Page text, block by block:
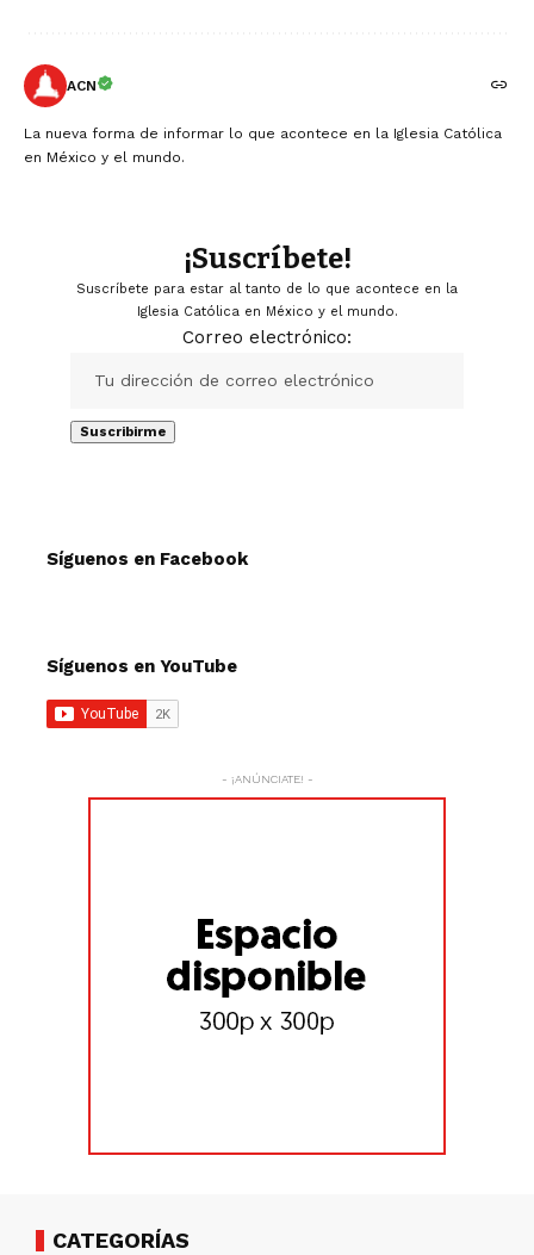
ACN
La nueva forma de informar lo que acontece en la Iglesia Católica
en México y el mundo.
¡Suscríbete!
Suscríbete para estar al tanto de lo que acontece en la
Iglesia Católica en México y el mundo.
Correo electrónico:
Síguenos en Facebook
Síguenos en YouTube
- ¡ANÚNCIATE! -
CATEGORÍAS